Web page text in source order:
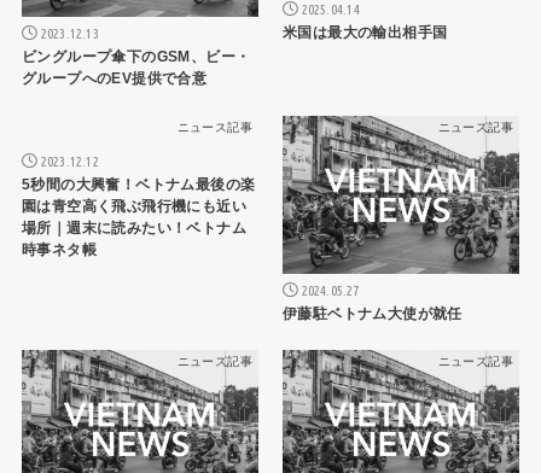
2023.12.13
ビングループ傘下のGSM、ビー・
グループへのEV提供で合意
2025.04.14
米国は最大の輸出相手国
ニュース記事
2023.12.12
5秒間の大興奮！ベトナム最後の楽
園は青空高く飛ぶ飛行機にも近い
場所｜週末に読みたい！ベトナム
時事ネタ帳
ニュース記事
2024.05.27
伊藤駐ベトナム大使が就任
ニュース記事 ニュース記事